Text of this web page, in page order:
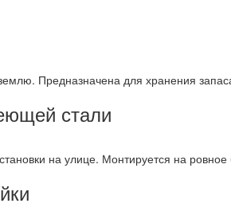
Предназначена для хранения
стали
на улице. Монтируется на